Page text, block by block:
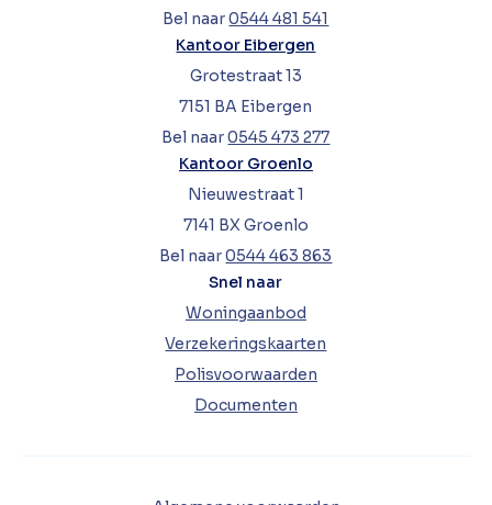
Bel naar0544 481 541
Kantoor Eibergen
Grotestraat 13
7151 BA Eibergen
Bel naar0545 473 277
Kantoor Groenlo
Nieuwestraat 1
7141 BX Groenlo
Bel naar0544 463 863
Snel naar
Woningaanbod
Verzekeringskaarten
Polisvoorwaarden
Documenten